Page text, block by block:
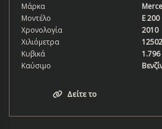
Μάρκα
Μοντέλο
E 200
Χρονολογία
2010
Χιλιόμετρα
Κυβικά
1.796
Καύσιμο
Δείτε το